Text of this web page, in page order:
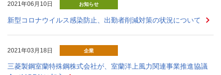
2021年06月10日 お知らせ
新型コロナウイルス感染防止、出勤者削減対策の状況について
2021年03月18日 企業
三菱製鋼室蘭特殊鋼株式会社が、室蘭洋上風力関連事業推進協議